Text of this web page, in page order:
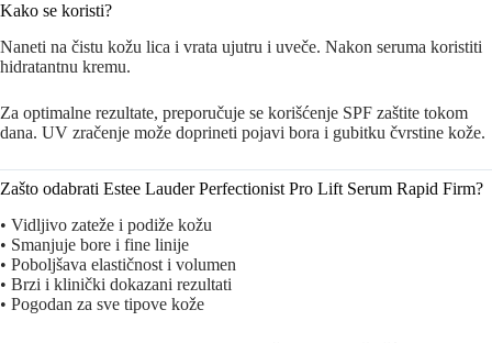
Kako se koristi?
Naneti na čistu kožu lica i vrata ujutru i uveče. Nakon seruma koristiti
hidratantnu kremu.
Za optimalne rezultate, preporučuje se korišćenje SPF zaštite tokom
dana. UV zračenje može doprineti pojavi bora i gubitku čvrstine kože.
Zašto odabrati Estee Lauder Perfectionist Pro Lift Serum Rapid Firm?
• Vidljivo zateže i podiže kožu
• Smanjuje bore i fine linije
• Poboljšava elastičnost i volumen
• Brzi i klinički dokazani rezultati
• Pogodan za sve tipove kože